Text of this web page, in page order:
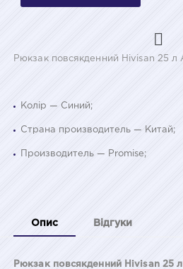
Рюкзак повсякденний Hivisan 25 л
Колір — Синий;
Страна производитель — Китай;
Производитель — Promise;
Опис Відгуки
Рюкзак повсякденний Hivisan 25